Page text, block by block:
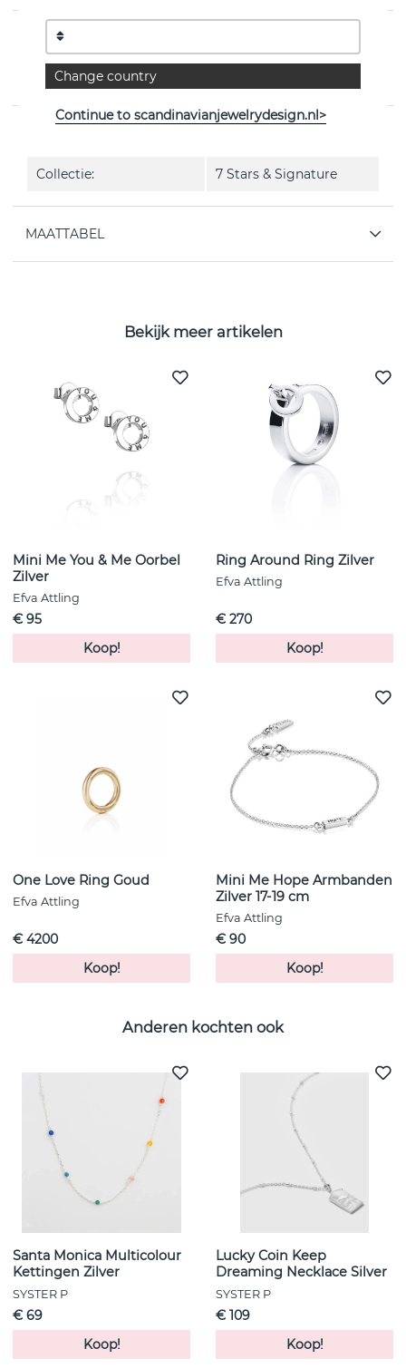
PRODUCTOMSCHRIJVING
7 Stars & Signature is een 18k goud ring van het
Zweedse Efva Attling
Collectie: 7 Stars & Signature
MAATTABEL
Bekijk meer artikelen
Mini Me You & Me Oorbel
Zilver
Efva Attling
€ 95
Koop!
Ring Around Ring Zilver
Efva Attling
€ 270
Koop!
One Love Ring Goud
Efva Attling
€ 4200
Koop!
Mini Me Hope Armbanden
Zilver 17-19 cm
Efva Attling
€ 90
Koop!
Anderen kochten ook
Santa Monica Multicolour
Kettingen Zilver
SYSTER P
€ 69
Koop!
Lucky Coin Keep
Dreaming Necklace Silver
SYSTER P
€ 109
Koop!
Change country
Continue to scandinavianjewelrydesign.nl>